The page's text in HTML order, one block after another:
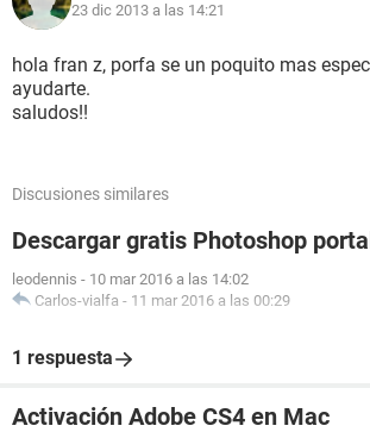
23 dic 2013 a las 14:21
hola fran z, porfa se un poquito mas
ayudarte.
saludos!!
Discusiones similares
Descargar gratis Photoshop
leodennis - 10 mar 2016 a las 14:02
Carlos-vialfa - 11 mar 2016 a las 00:29
1 respuesta
Activación Adobe CS4 en Mac